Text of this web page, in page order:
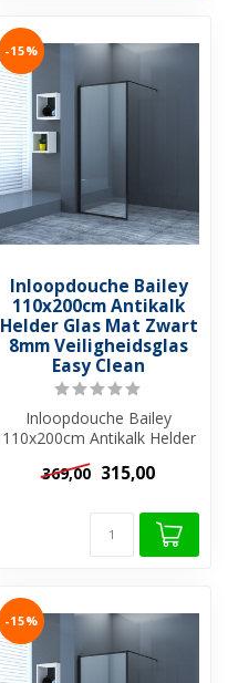
-15%
Inloopdouche Bailey
110x200cm Antikalk
Helder Glas Mat Zwart
8mm Veiligheidsglas
Easy Clean
Inloopdouche Bailey
110x200cm Antikalk Helder
Glas Mat Zwart 8mm
Veiligheidsglas...
369,00 315,00
-15%